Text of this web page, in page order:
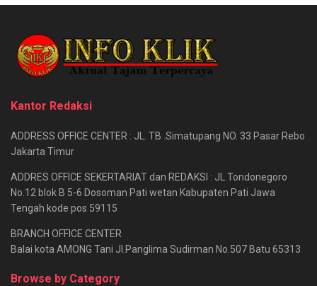
Kantor Redaksi
ADDRESS OFFICE CENTER : JL. TB .Simatupang NO. 33 Pasar Rebo
Jakarta Timur
ADDRES OFFICE SEKERTARIAT dan REDAKSI : JL.Tondonegoro
No.12 blok B 5-6 Dosoman Pati wetan Kabupaten Pati Jawa
Tengah kode pos 59115
BRANCH OFFICE CENTER
Balai kota AMONG Tani Jl.Panglima Sudirman No.507 Batu 65313
Browse by Category